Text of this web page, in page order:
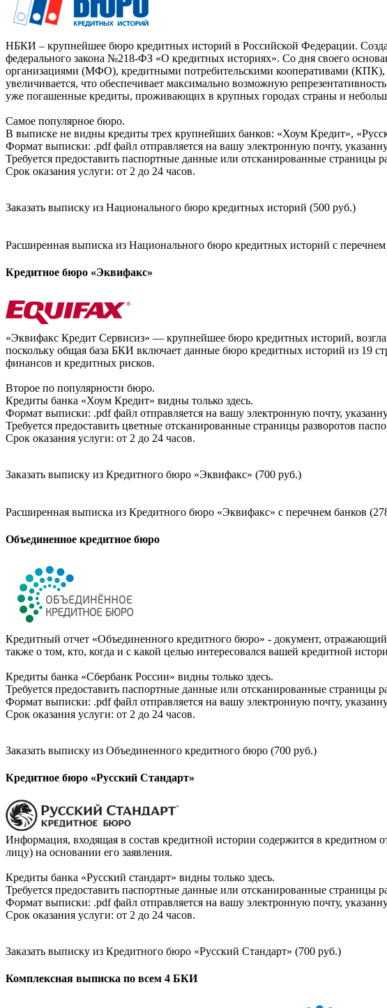
НБКИ – крупнейшее бюро кредитных историй в Российской Федерации.
федерального закона №218-ФЗ «О кредитных историях». Со дня своего
организациями (МФО), кредитными потребительскими кооперативами
увеличивается, что обеспечивает максимально возможную
уже погашенные кредиты, проживающих в крупных городах страны и
Самое популярное бюро.
В выписке не видны кредиты трех крупнейших банков: «Хоум Кредит»,
Формат выписки: .pdf файл отправляется на вашу электронную почту,
Требуется предоставить паспортные данные или отсканированные страницы
Срок оказания услуги: от 2 до 24 часов.
Заказать выписку из Национального бюро кредитных историй (500 руб.)
Расширенная выписка из Национального бюро кредитных историй с перечнем
Кредитное бюро «Эквифакс»
«Эквифакс Кредит Сервисиз» — крупнейшее бюро кредитных историй,
поскольку общая база БКИ включает данные бюро кредитных историй из 19
финансов и кредитных рисков.
Второе по популярности бюро.
Кредиты банка «Хоум Кредит» видны только здесь.
Формат выписки: .pdf файл отправляется на вашу электронную почту,
Требуется предоставить цветные отсканированные страницы разворотов
Срок оказания услуги: от 2 до 24 часов.
Заказать выписку из Кредитного бюро «Эквифакс» (700 руб.)
Расширенная выписка из Кредитного бюро «Эквифакс» с перечнем банков
Объединенное кредитное бюро
Кредитный отчет «Объединенного кредитного бюро» - документ,
также о том, кто, когда и с какой целью интересовался вашей кредитной
Кредиты банка «Сбербанк России» видны только здесь.
Требуется предоставить паспортные данные или отсканированные страницы
Формат выписки: .pdf файл отправляется на вашу электронную почту,
Срок оказания услуги: от 2 до 24 часов.
Заказать выписку из Объединенного кредитного бюро (700 руб.)
Кредитное бюро «Русский Стандарт»
Информация, входящая в состав кредитной истории содержится в кредитном
лицу) на основании его заявления.
Кредиты банка «Русский стандарт» видны только здесь.
Требуется предоставить паспортные данные или отсканированные страницы
Формат выписки: .pdf файл отправляется на вашу электронную почту,
Срок оказания услуги: от 2 до 24 часов.
Заказать выписку из Кредитного бюро «Русский Стандарт» (700 руб.)
Комплексная выписка по всем 4 БКИ